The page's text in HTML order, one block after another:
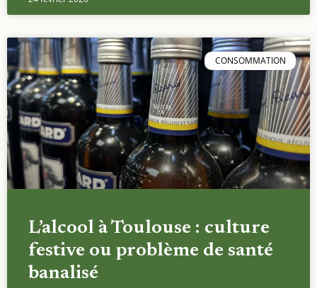
CONSOMMATION
L’alcool à Toulouse : culture
festive ou problème de santé
banalisé